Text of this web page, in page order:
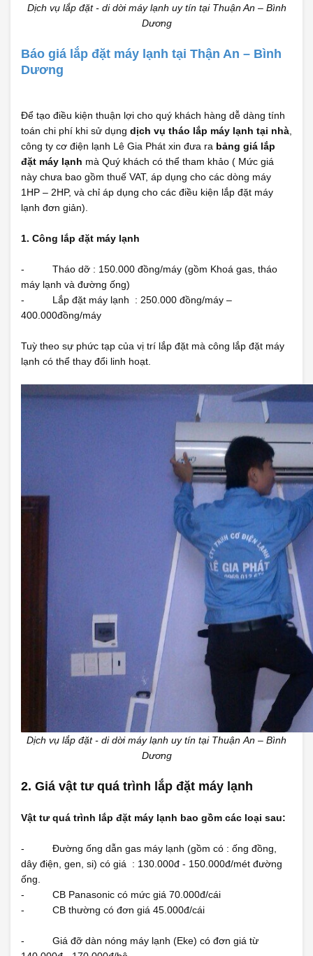
Dịch vụ lắp đặt - di dời máy lạnh uy tín tại Thuận An – Bình
Dương
Báo giá lắp đặt máy lạnh tại Thận An – Bình
Dương
Để tạo điều kiện thuận lợi cho quý khách hàng dễ dàng tính
toán chi phí khi sử dụng dịch vụ tháo lắp máy lạnh tại nhà
công ty cơ điện lạnh Lê Gia Phát xin đưa ra bảng giá lắp
đặt máy lạnh mà Quý khách có thể tham khảo ( Mức giá
này chưa bao gồm thuế VAT, áp dụng cho các dòng máy
1HP – 2HP, và chỉ áp dụng cho các điều kiện lắp đặt máy
lạnh đơn giản).
1. Công lắp đặt máy lạnh
- Tháo dỡ : 150.000 đồng/máy (gồm Khoá gas, tháo
máy lạnh và đường ống)
- Lắp đặt máy lạnh : 250.000 đồng/máy –
400.000đồng/máy
Tuỳ theo sự phức tạp của vị trí lắp đặt mà công lắp đặt máy
lạnh có thể thay đổi linh hoạt.
Dịch vụ lắp đặt - di dời máy lạnh uy tín tại Thuận An – Bình
Dương
2. Giá vật tư quá trình lắp đặt máy lạnh
Vật tư quá trình lắp đặt máy lạnh bao gồm các loại sau:
- Đường ống dẫn gas máy lạnh (gồm có : ống đồng,
dây điện, gen, si) có giá : 130.000đ - 150.000đ/mét đường
ống.
- CB Panasonic có mức giá 70.000đ/cái
- CB thường có đơn giá 45.000đ/cái
- Giá đỡ dàn nóng máy lạnh (Eke) có đơn giá từ